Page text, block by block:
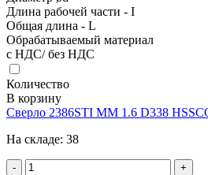
Длина рабочей части - I
Общая длина - L
Обрабатываемый материал
с НДС/ без НДС
Количество
В корзину
Сверло 2386STI MM 1.6 D338
На складе: 38
- +